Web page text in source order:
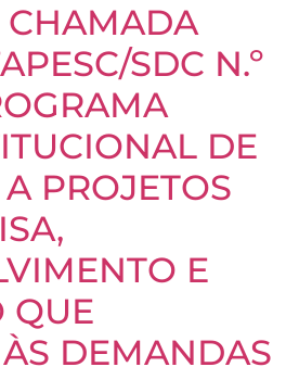
CHAMADA
SDC N.º
DE
PROJETOS
E
QUE
DEMANDAS